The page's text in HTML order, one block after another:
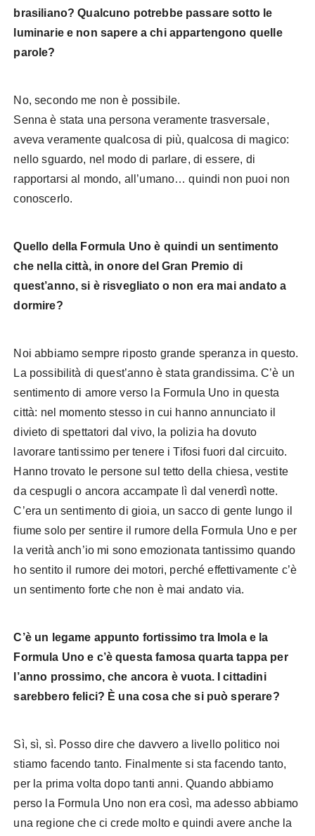
brasiliano? Qualcuno potrebbe passare sotto le
luminarie e non sapere a chi appartengono quelle
parole?
No, secondo me non è possibile.
Senna è stata una persona veramente trasversale,
aveva veramente qualcosa di più, qualcosa di magico:
nello sguardo, nel modo di parlare, di essere, di
rapportarsi al mondo, all’umano… quindi non puoi non
conoscerlo.
Quello della Formula Uno è quindi un sentimento
che nella città, in onore del Gran Premio di
quest’anno, si è risvegliato o non era mai andato a
dormire?
Noi abbiamo sempre riposto grande speranza in questo.
La possibilità di quest’anno è stata grandissima. C’è un
sentimento di amore verso la Formula Uno in questa
città: nel momento stesso in cui hanno annunciato il
divieto di spettatori dal vivo, la polizia ha dovuto
lavorare tantissimo per tenere i Tifosi fuori dal circuito.
Hanno trovato le persone sul tetto della chiesa, vestite
da cespugli o ancora accampate lì dal venerdì notte.
C’era un sentimento di gioia, un sacco di gente lungo il
fiume solo per sentire il rumore della Formula Uno e per
la verità anch’io mi sono emozionata tantissimo quando
ho sentito il rumore dei motori, perché effettivamente c’è
un sentimento forte che non è mai andato via.
C’è un legame appunto fortissimo tra Imola e la
Formula Uno e c’è questa famosa quarta tappa per
l’anno prossimo, che ancora è vuota. I cittadini
sarebbero felici? È una cosa che si può sperare?
Sì, sì, sì. Posso dire che davvero a livello politico noi
stiamo facendo tanto. Finalmente si sta facendo tanto,
per la prima volta dopo tanti anni. Quando abbiamo
perso la Formula Uno non era così, ma adesso abbiamo
una regione che ci crede molto e quindi avere anche la